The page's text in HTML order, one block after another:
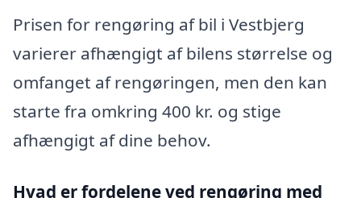
Prisen for rengøring af bil i Vestbjerg
varierer afhængigt af bilens størrelse og
omfanget af rengøringen, men den kan
starte fra omkring 400 kr. og stige
afhængigt af dine behov.
Hvad er fordelene ved rengøring med